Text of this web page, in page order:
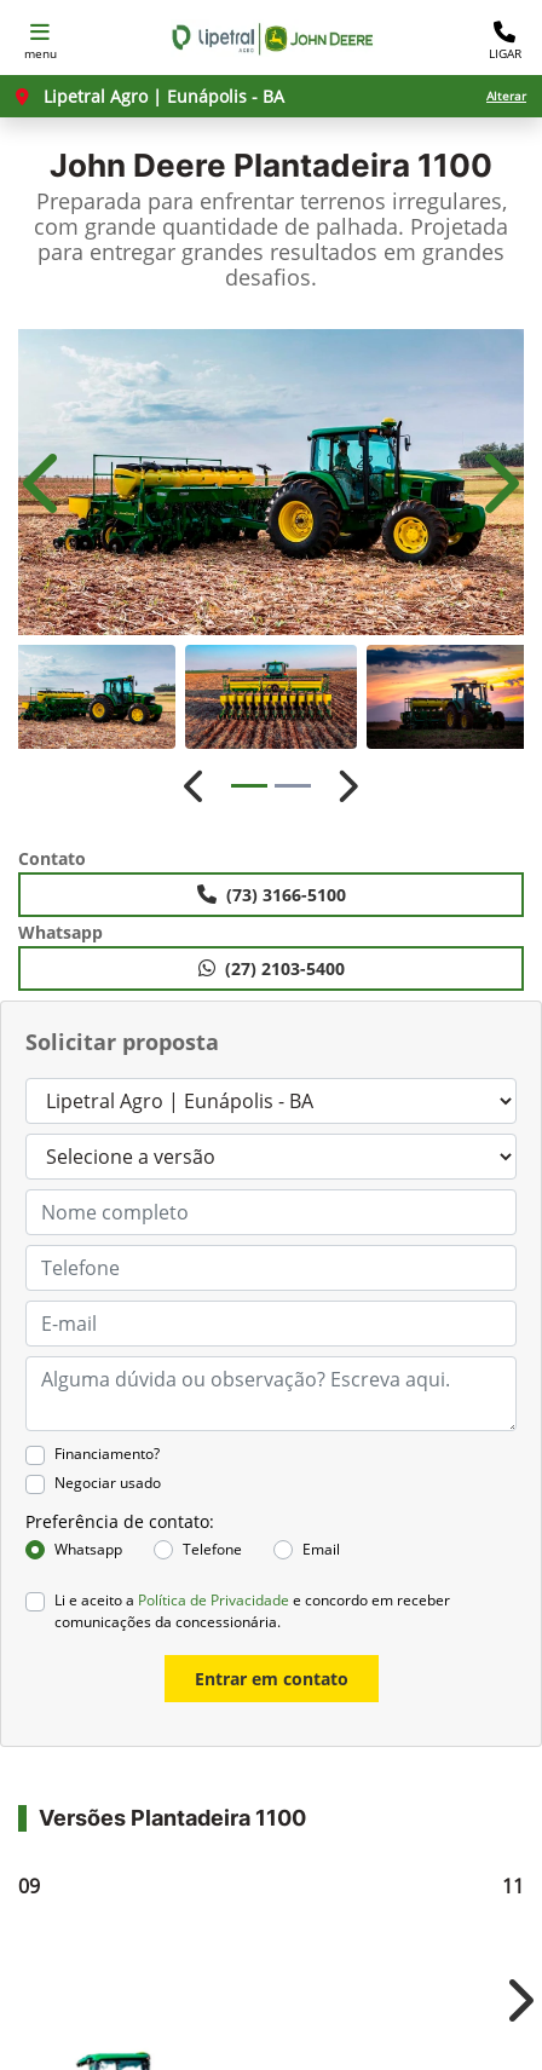
menu LIGAR
Lipetral Agro | Eunápolis - BA Alterar
John Deere Plantadeira 1100
Preparada para enfrentar terrenos irregulares,
com grande quantidade de palhada. Projetada
para entregar grandes resultados em grandes
desafios.
Solicitar proposta
Financiamento?
Negociar usado
Preferência de contato:
Whatsapp Telefone Email
Li e aceito a Política de Privacidade e concordo em receber
comunicações da concessionária.
Entrar em contato
Anterior
Anterior Próximo
Contato
(73) 3166-5100
Whatsapp
(27) 2103-5400
Versões Plantadeira 1100